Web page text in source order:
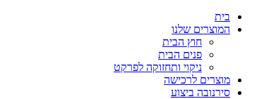
בית
המוצרים שלנו
חוץ הבית
פנים הבית
ניקוי ותחזוקה לפרקט
מוצרים לרכישה
סירנובה ביצוע